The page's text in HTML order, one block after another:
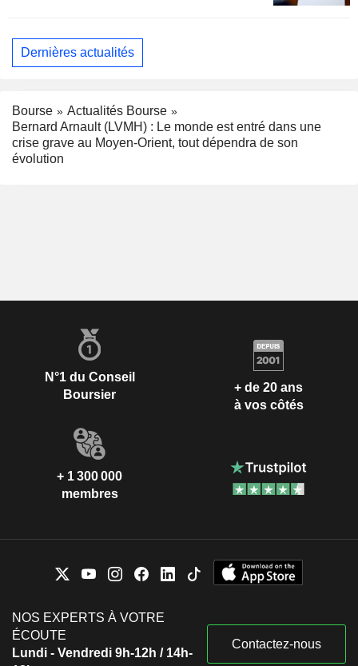
Dernières actualités
Bourse
Actualités Bourse
Bernard Arnault (LVMH) : Le monde est entré dans une
crise grave au Moyen-Orient, tout dépendra de son
évolution
N°1 du Conseil
Boursier
+ de 20 ans
à vos côtés
+ 1 300 000
membres
NOS EXPERTS À VOTRE
ÉCOUTE
Lundi - Vendredi 9h-12h / 14h-
Contactez-nous